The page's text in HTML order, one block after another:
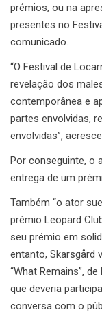
prémios, ou na
presentes no
comunicado.
“O Festival de
revelação dos
contemporânea e
partes envolvidas,
envolvidas”,
Por conseguinte, o
entrega de um
Também “o ator
prémio Leopard
seu prémio em
entanto, Skarsgård
“What Remains”,
que deveria
conversa com o